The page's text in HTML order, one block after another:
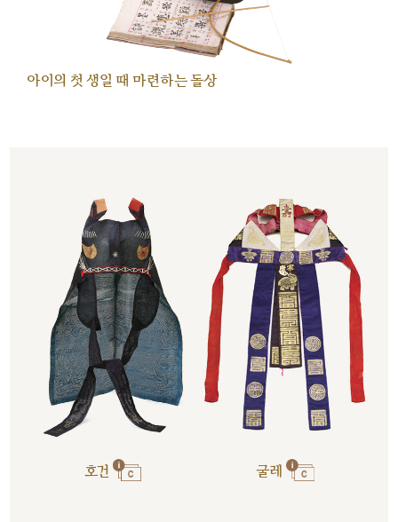
아이의 첫 생일 때 마련하는 돌상
호건 굴레